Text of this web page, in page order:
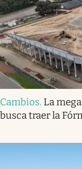
Cambios. La
busca traer la